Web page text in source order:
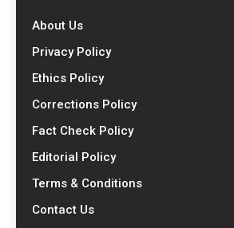
About Us
Privacy Policy
Ethics Policy
Corrections Policy
Fact Check Policy
Editorial Policy
Terms & Conditions
Contact Us